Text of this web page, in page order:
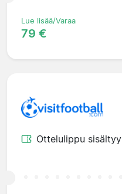
Lue lisää/Varaa
79 €
Ottelulippu sisältyy